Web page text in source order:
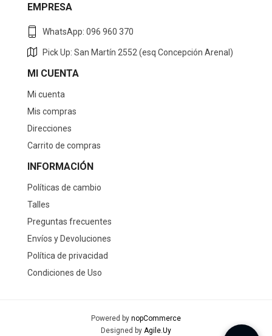
EMPRESA
WhatsApp: 096 960 370
Pick Up: San Martín 2552 (esq Concepción Arenal)
MI CUENTA
Mi cuenta
Mis compras
Direcciones
Carrito de compras
INFORMACIÓN
Políticas de cambio
Talles
Preguntas frecuentes
Envíos y Devoluciones
Política de privacidad
Condiciones de Uso
Powered by nopCommerce
Designed by Agile.Uy